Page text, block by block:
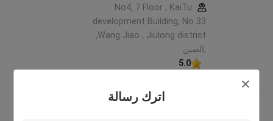
اترك رسالة
No4, 7 Floor , KaiTu
development Building, No 33
,Wang Jiao , Jiulong district
,الصين
5.0